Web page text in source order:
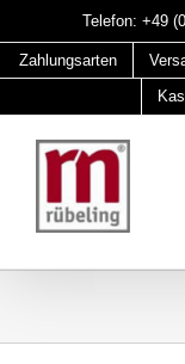
to
content
Telefon: +49
Zahlungsarten